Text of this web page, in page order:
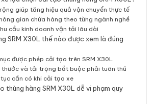
giúp tăng hiệu quả vận chuyển thực tế
gian chứa hàng theo từng ngành nghề
cầu kinh doanh vận tải lâu dài
SRM X30L thế nào được xem là đúng
được phép cải tạo trên SRM X30L
thước và tải trọng bắt buộc phải tuân thủ
cần có khi cải tạo xe
thùng hàng SRM X30L dễ vi phạm quy